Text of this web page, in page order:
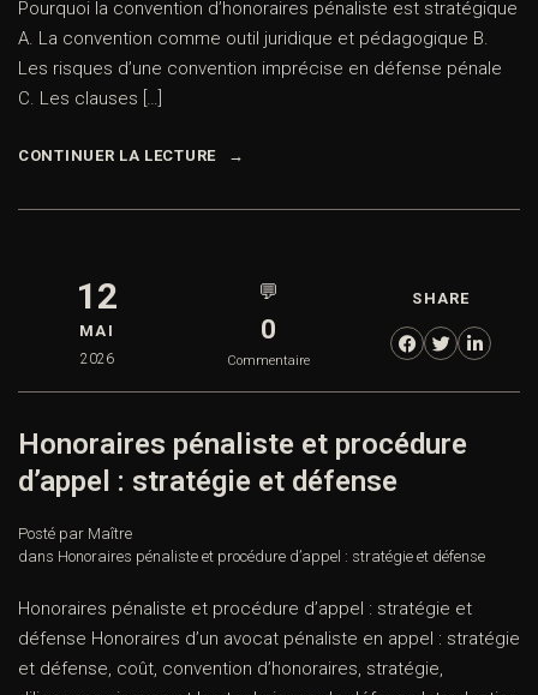
Pourquoi la convention d’honoraires pénaliste est stratégique
A. La convention comme outil juridique et pédagogique B.
Les risques d’une convention imprécise en défense pénale
C. Les clauses […]
CONTINUER LA LECTURE
12
MAI
2026
💬
0
Commentaire
SHARE
Honoraires pénaliste et procédure
d’appel : stratégie et défense
Posté par Maître
dans Honoraires pénaliste et procédure d’appel : stratégie et défense
Honoraires pénaliste et procédure d’appel : stratégie et
défense Honoraires d’un avocat pénaliste en appel : stratégie
et défense, coût, convention d’honoraires, stratégie,